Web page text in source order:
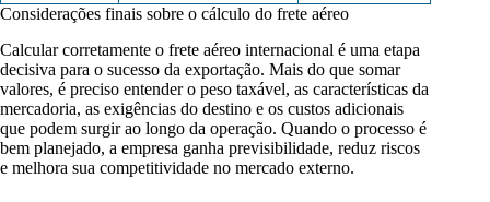
Considerações finais sobre o cálculo do frete aéreo
Calcular corretamente o frete aéreo internacional é uma etapa
decisiva para o sucesso da exportação. Mais do que somar
valores, é preciso entender o peso taxável, as características da
mercadoria, as exigências do destino e os custos adicionais
que podem surgir ao longo da operação. Quando o processo é
bem planejado, a empresa ganha previsibilidade, reduz riscos
e melhora sua competitividade no mercado externo.